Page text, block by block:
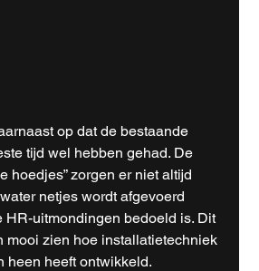
op dat de bestaande
tijd wel hebben gehad. De
hoedjes” zorgen er niet altijd
netjes wordt afgevoerd
HR-uitmondingen bedoeld is. Dit
mooi zien hoe installatietechniek
heen heeft ontwikkeld.